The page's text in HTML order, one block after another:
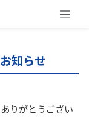
知らせ
りがとうござい